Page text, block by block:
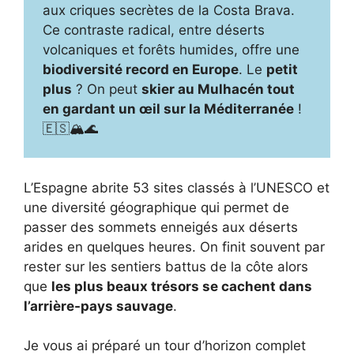
aux criques secrètes de la Costa Brava.
Ce contraste radical, entre déserts
volcaniques et forêts humides, offre une
biodiversité record en Europe. Le petit
plus ? On peut skier au Mulhacén tout
en gardant un œil sur la Méditerranée !
🇪🇸🏔️🌊
L’Espagne abrite 53 sites classés à l’UNESCO et
une diversité géographique qui permet de
passer des sommets enneigés aux déserts
arides en quelques heures. On finit souvent par
rester sur les sentiers battus de la côte alors
que les plus beaux trésors se cachent dans
l’arrière-pays sauvage.
Je vous ai préparé un tour d’horizon complet